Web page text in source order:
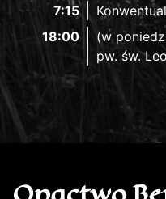
7:15
18:00
(w
pw. św.